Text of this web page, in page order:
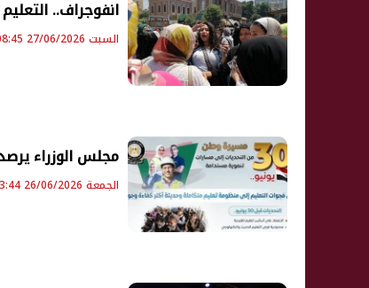
انفوجراف..
السبت 27/06/2026 08:45 م
مجلس الوزراء يرصد أوضاع التعليم
الجمعة 26/06/2026 03:44 م